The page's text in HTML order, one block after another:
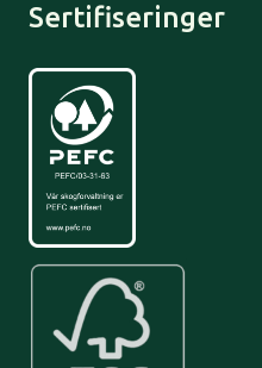
Sertifiseringer